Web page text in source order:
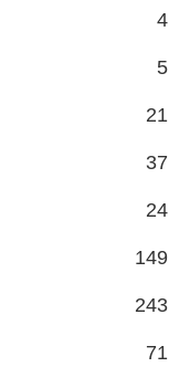
4
5
21
37
24
149
243
71